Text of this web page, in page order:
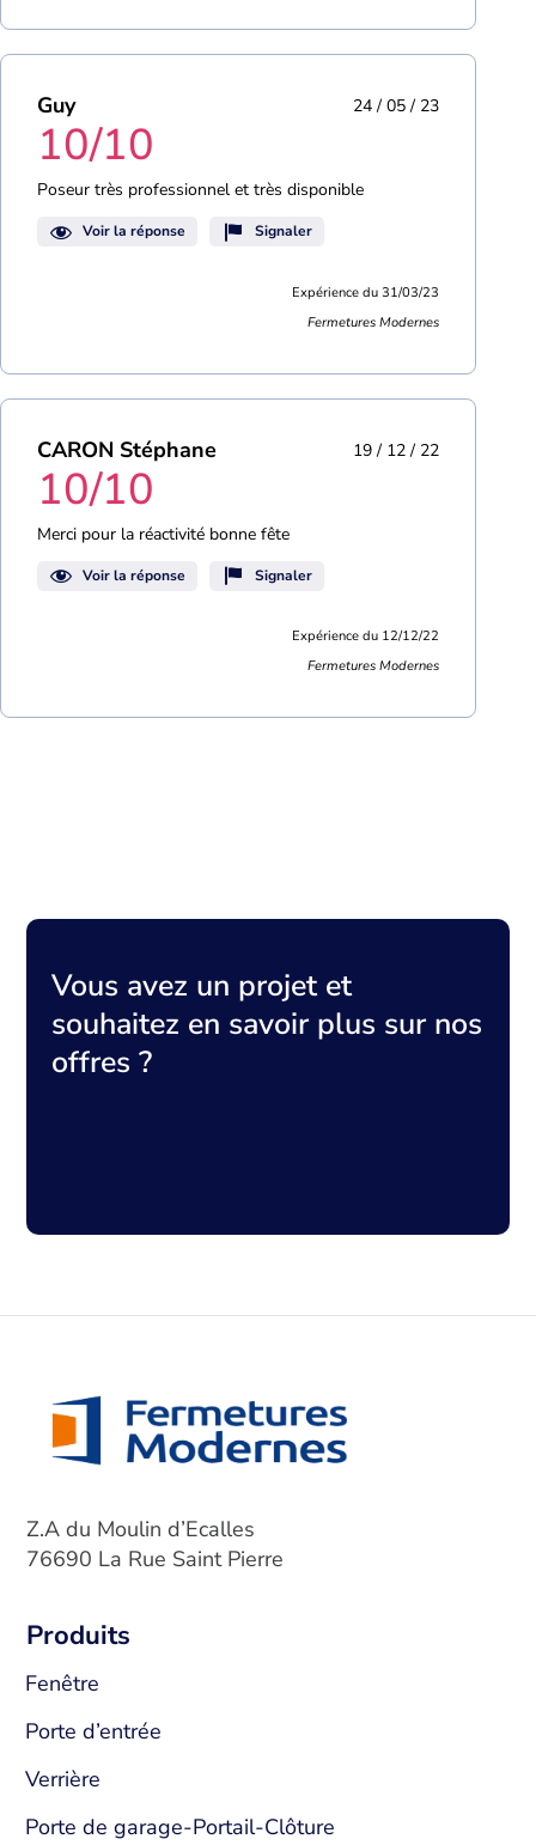
Guy 24 / 05 / 23
10/10
Poseur très professionnel et très disponible
Voir la réponse Signaler
Expérience du 31/03/23
Fermetures Modernes
CARON Stéphane 19 / 12 / 22
10/10
Merci pour la réactivité bonne fête
Voir la réponse Signaler
Expérience du 12/12/22
Fermetures Modernes
Vous avez un projet et
souhaitez en savoir plus sur nos
offres ?
Z.A du Moulin d’Ecalles
76690 La Rue Saint Pierre
Produits
Fenêtre
Porte d’entrée
Verrière
Porte de garage-Portail-Clôture